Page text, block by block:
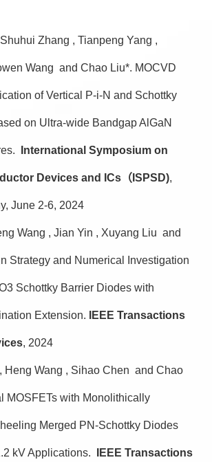
Zhang , Tianpeng Yang ,
Wang and Chao Liu*. MOCVD
of Vertical P-i-N and Schottky
on Ultra-wide Bandgap AlGaN
International Symposium on
Devices and ICs（ISPSD),
June 2-6, 2024
Wang , Jian Yin , Xuyang Liu and
Strategy and Numerical Investigation
Schottky Barrier Diodes with
Extension. IEEE Transactions
, 2024
Heng Wang , Sihao Chen and Chao
MOSFETs with Monolithically
Merged PN-Schottky Diodes
kV Applications. IEEE Transactions